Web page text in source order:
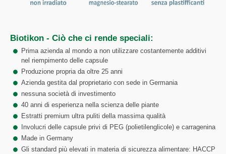
Biotikon - Ciò che ci rende speciali:
Prima azienda al mondo a non utilizzare costantemente additivi
nel riempimento delle capsule
Produzione propria da oltre 25 anni
Azienda gestita dal proprietario con sede in Germania
nessuna società di investimento
40 anni di esperienza nella scienza delle piante
Estratti premium ultra puliti della massima qualità
Involucri delle capsule privi di PEG (polietilenglicole) e carragenina
Made in Germany
Gli standard più elevati in materia di sicurezza alimentare: HACCP